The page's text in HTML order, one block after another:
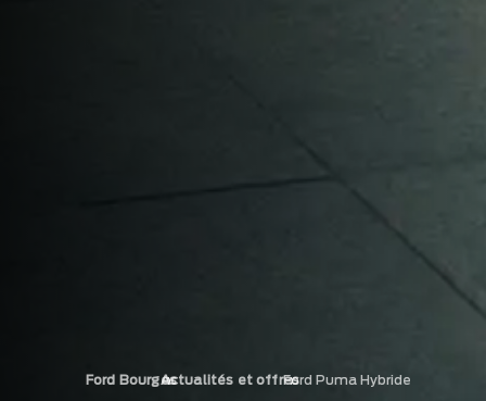
Ford Bourges
›
Actualités et offres
›
Ford Puma Hybride